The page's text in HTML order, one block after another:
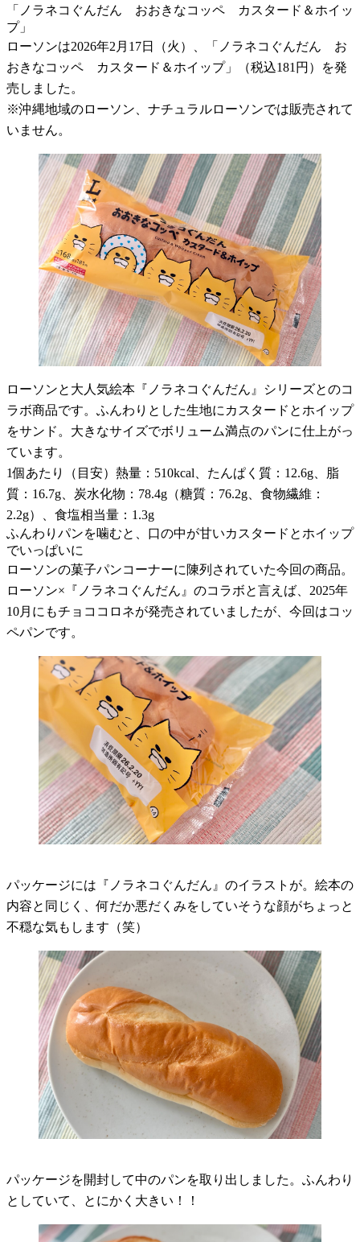
「ノラネコぐんだん おおきなコッペ カスタード＆ホイッ
プ」
ローソンは2026年2月17日（火）、「ノラネコぐんだん お
おきなコッペ カスタード＆ホイップ」（税込181円）を発
売しました。
※沖縄地域のローソン、ナチュラルローソンでは販売されて
いません。
ローソンと大人気絵本『ノラネコぐんだん』シリーズとのコ
ラボ商品です。ふんわりとした生地にカスタードとホイップ
をサンド。大きなサイズでボリューム満点のパンに仕上がっ
ています。
1個あたり（目安）熱量：510kcal、たんぱく質：12.6g、脂
質：16.7g、炭水化物：78.4g（糖質：76.2g、食物繊維：
2.2g）、食塩相当量：1.3g
ふんわりパンを噛むと、口の中が甘いカスタードとホイップ
でいっぱいに
ローソンの菓子パンコーナーに陳列されていた今回の商品。
ローソン×『ノラネコぐんだん』のコラボと言えば、2025年
10月にもチョココロネが発売されていましたが、今回はコッ
ペパンです。
パッケージには『ノラネコぐんだん』のイラストが。絵本の
内容と同じく、何だか悪だくみをしていそうな顔がちょっと
不穏な気もします（笑）
パッケージを開封して中のパンを取り出しました。ふんわり
としていて、とにかく大きい！！